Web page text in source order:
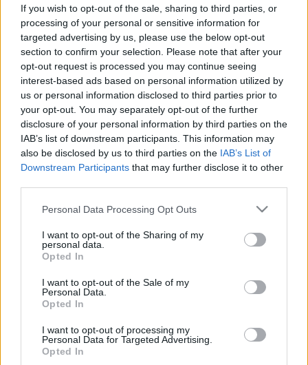
If you wish to opt-out of the sale, sharing to third parties, or
processing of your personal or sensitive information for
targeted advertising by us, please use the below opt-out
section to confirm your selection. Please note that after your
opt-out request is processed you may continue seeing
interest-based ads based on personal information utilized by
us or personal information disclosed to third parties prior to
your opt-out. You may separately opt-out of the further
disclosure of your personal information by third parties on the
IAB’s list of downstream participants. This information may
also be disclosed by us to third parties on the IAB’s List of
Downstream Participants that may further disclose it to other
Please note that this website/app uses one or more Google
not limited to your visit or usage behaviour. You may click to
grant or deny consent to Google and its third-party tags to
use your data for below specified purposes in below Google
consent section.
Personal Data Processing Opt Outs
I want to opt-out of the Sharing of my
personal data.
Opted In
I want to opt-out of the Sale of my
Personal Data.
Opted In
I want to opt-out of processing my
Personal Data for Targeted Advertising.
Opted In
ki!